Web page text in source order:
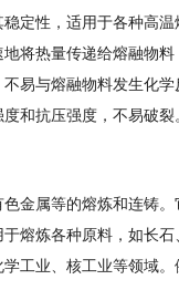
定性，适用于各种高温
将热量传递给熔融物料
易与熔融物料发生化学
和抗压强度，不易破裂
金属等的熔炼和连铸
熔炼各种原料，如长
工业、核工业等领域